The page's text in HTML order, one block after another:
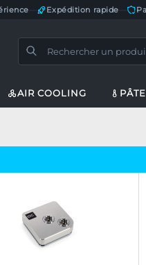
Expédition rapide
AIR COOLING